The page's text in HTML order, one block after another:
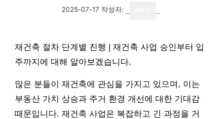
2025-07-17 작성자:
재건축 절차 단계별 진행 | 재건축 사업 승인부터 입
주까지에 대해 알아보겠습니다.
많은 분들이 재건축에 관심을 가지고 있으며, 이는
부동산 가치 상승과 주거 환경 개선에 대한 기대감
때문입니다. 재건축 사업은 복잡하고 긴 과정을 거